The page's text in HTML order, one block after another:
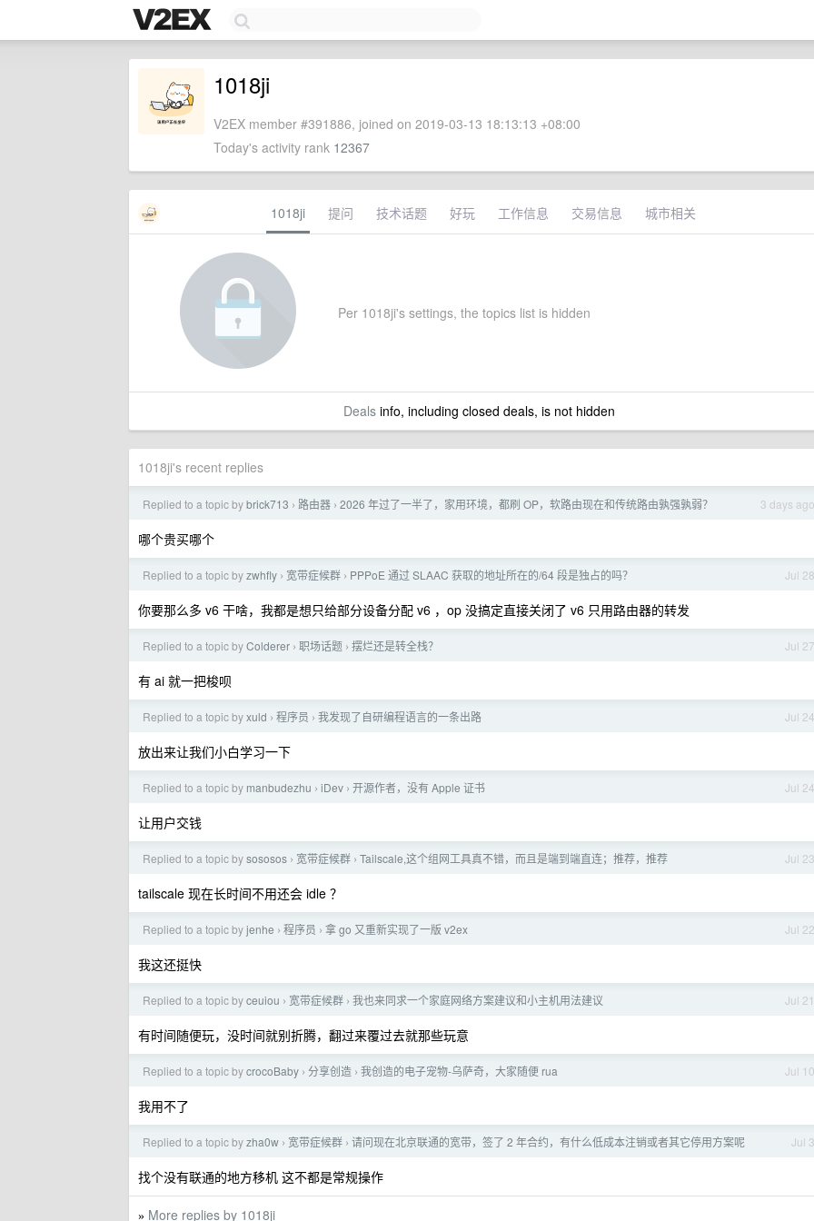
1018ji
V2EX member #391886, joined on 2019-03-13 18:13:13 +08:00
Today's activity rank 12367
1018ji 提问 技术话题 好玩 工作信息 交易信息 城市相关
Per 1018ji's settings, the topics list is hidden
Dealsinfo, including closed deals, is not hidden
1018ji's recent replies
3 days ago
Replied to a topic bybrick713 › 路由器 › 2026 年过了一半了，家用环境，都刷 OP，软路由现在和传统路由孰强孰弱？
哪个贵买哪个
Jul 28
Replied to a topic byzwhfly › 宽带症候群 › PPPoE 通过 SLAAC 获取的地址所在的/64 段是独占的吗？
你要那么多 v6 干啥，我都是想只给部分设备分配 v6 ，op 没搞定直接关闭了 v6 只用路由器的转发
Jul 27
Replied to a topic byColderer › 职场话题 › 摆烂还是转全栈？
有 ai 就一把梭呗
Jul 24
Replied to a topic byxuld › 程序员 › 我发现了自研编程语言的一条出路
放出来让我们小白学习一下
Jul 24
Replied to a topic by manbudezhu › iDev › 开源作者，没有 Apple 证书
让用户交钱
Jul 23
Replied to a topic bysososos › 宽带症候群 › Tailscale,这个组网工具真不错，而且是端到端直连；推荐，推荐
tailscale 现在长时间不用还会 idle ？
Jul 22
Replied to a topic byjenhe › 程序员 › 拿 go 又重新实现了一版 v2ex
我这还挺快
Jul 21
Replied to a topic byceuiou › 宽带症候群 › 我也来同求一个家庭网络方案建议和小主机用法建议
有时间随便玩，没时间就别折腾，翻过来覆过去就那些玩意
Jul 10
Replied to a topic bycrocoBaby › 分享创造 › 我创造的电子宠物-乌萨奇，大家随便 rua
我用不了
Jul 3
Replied to a topic byzha0w › 宽带症候群 › 请问现在北京联通的宽带，签了 2 年合约，有什么低成本注销或者其它停用方案呢
找个没有联通的地方移机 这不都是常规操作
» More replies by 1018ji